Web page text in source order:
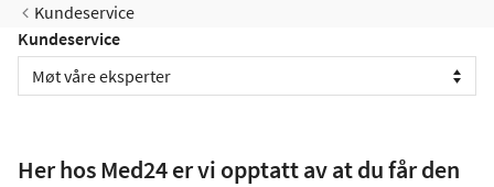
Kundeservice
Kundeservice
Her hos Med24 er vi opptatt av at du får den